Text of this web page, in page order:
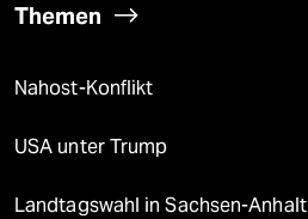
Themen
Nahost-Konflikt
USA unter Trump
Landtagswahl in Sachsen-Anhalt